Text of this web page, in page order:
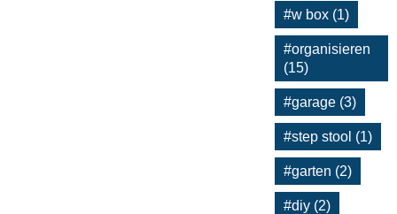
#w box (1)
#organisieren
(15)
#garage (3)
#step stool (1)
#garten (2)
#diy (2)